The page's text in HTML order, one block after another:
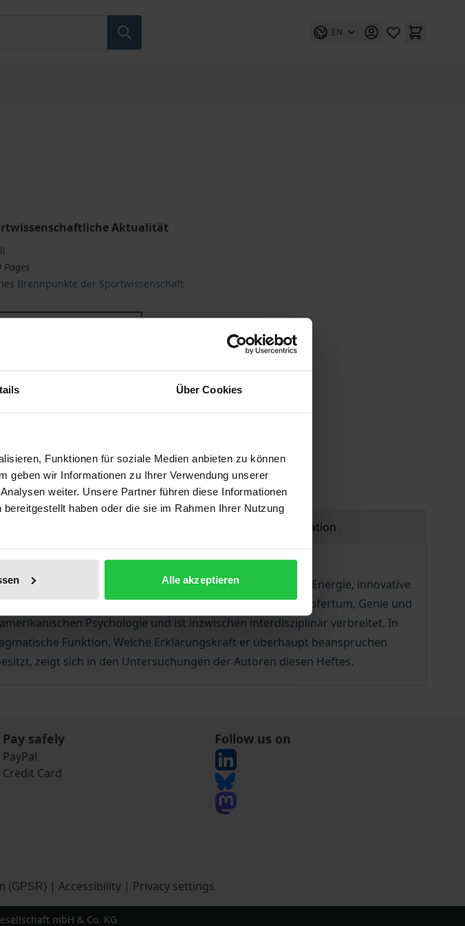
Über Cookies
Funktionen für soziale Medien anbieten zu können
geben wir Informationen zu Ihrer Verwendung unserer
weiter. Unsere Partner führen diese Informationen
haben oder die sie im Rahmen Ihrer Nutzung
Alle akzeptieren
EN
Aktualität
Brennpunkte der Sportwissenschaft
Product safety information
für Aufbruch, unternehmerische Aktivität, produktive Energie, innovative
eigene Geschichte, welche auf ältere Begriffe wie Schöpfertum, Genie und
Psychologie und ist inzwischen interdisziplinär verbreitet. In
Funktion. Welche Erklärungskraft er überhaupt beanspruchen
zeigt sich in den Untersuchungen der Autoren diesen Heftes.
Pay safely
PayPal
Credit Card
Follow us on
(GPSR) | Accessibility | Privacy settings
mbH & Co. KG